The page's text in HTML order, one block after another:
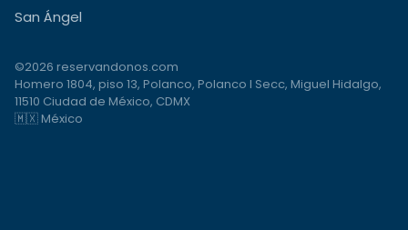
San Ángel
©2026 reservandonos.com
Homero 1804, piso 13, Polanco, Polanco I Secc, Miguel Hidalgo,
11510 Ciudad de México, CDMX
🇲🇽 México